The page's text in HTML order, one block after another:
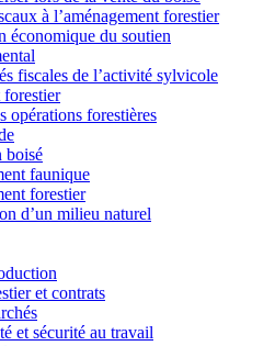
à l’aménagement forestier
économique du soutien
fiscales de l’activité sylvicole
opérations forestières
boisé
faunique
forestier
d’un milieu naturel
et contrats
et sécurité au travail